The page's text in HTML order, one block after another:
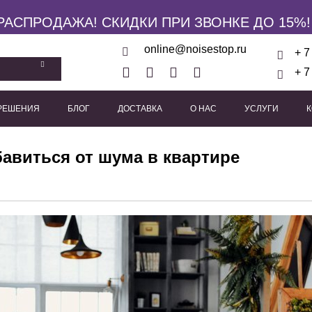
СКИДКИ ПРИ ЗВОНКЕ ДО 15%!
online@noisestop.ru
+
+
БЛОГ ДОСТАВКА О НАС УСЛУГИ
от шума в квартире